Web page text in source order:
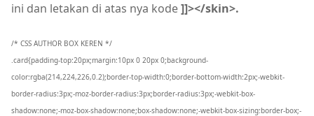
ini dan letakan di atas nya kode]]></skin>.
/* CSS AUTHOR BOX KEREN */
.card{padding-top:20px;margin:10px 0 20px 0;background-
color:rgba(214,224,226,0.2);border-top-width:0;border-bottom-width:2px;-webkit-
border-radius:3px;-moz-border-radius:3px;border-radius:3px;-webkit-box-
shadow:none;-moz-box-shadow:none;box-shadow:none;-webkit-box-sizing:border-box;-